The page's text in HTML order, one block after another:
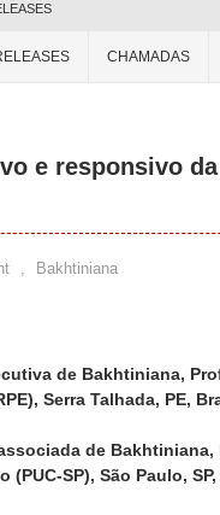
CHAMADAS
e responsivo
, Bakhtiniana
de Bakhtiniana,
Serra Talhada, PE,
de
SP), São Paulo,